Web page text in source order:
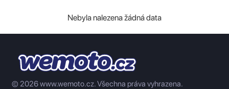
Nebyla nalezena žádná data
© 2026 www.wemoto.cz.Všechna práva vyhrazena.